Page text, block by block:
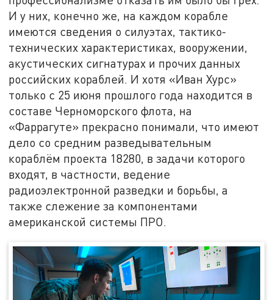
И у них, конечно же, на каждом корабле
имеются сведения о силуэтах, тактико-
технических характеристиках, вооружении,
акустических сигнатурах и прочих данных
российских кораблей. И хотя «Иван Хурс»
только с 25 июня прошлого года находится в
составе Черноморского флота, на
«Фаррагуте» прекрасно понимали, что имеют
дело со средним разведывательным
кораблём проекта 18280, в задачи которого
входят, в частности, ведение
радиоэлектронной разведки и борьбы, а
также слежение за компонентами
американской системы ПРО.